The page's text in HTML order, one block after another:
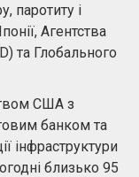
паротиту і
Агентства
та Глобального
США з
банком та
інфраструктури
близько 95